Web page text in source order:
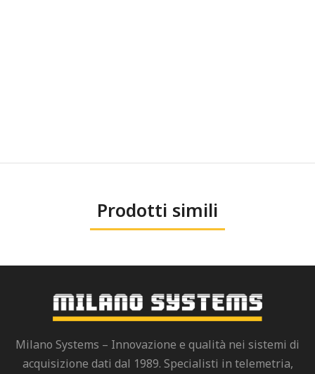
Prodotti simili
Milano Systems – Innovazione e qualità nei sistemi di
acquisizione dati dal 1989. Specialisti in telemetria,